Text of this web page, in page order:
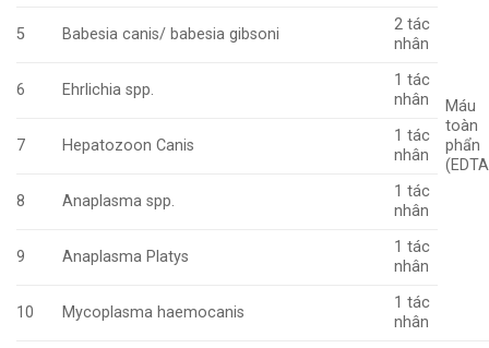
Máu
toàn
phẩn
5 Babesia canis/ babesia gibsoni
2 tác
nhân
6 Ehrlichia spp.
1 tác
nhân
7 Hepatozoon Canis
1 tác
nhân
8 Anaplasma spp.
1 tác
nhân
9 Anaplasma Platys
1 tác
nhân
10 Mycoplasma haemocanis
1 tác
nhân